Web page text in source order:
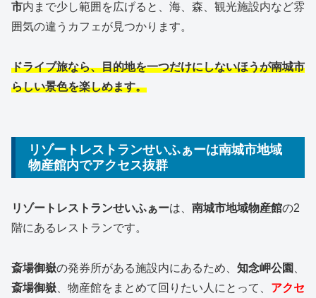
市内まで少し範囲を広げると、海、森、観光施設内など雰
囲気の違うカフェが見つかります。
ドライブ旅なら、目的地を一つだけにしないほうが南城市
らしい景色を楽しめます。
リゾートレストランせいふぁーは南城市地域
物産館内でアクセス抜群
リゾートレストランせいふぁーは、 南城市地域物産館の2
階にあるレストランです。
斎場御嶽の発券所がある施設内にあるため、 知念岬公園
斎場御嶽 、物産館をまとめて回りたい人にとって、 アクセ